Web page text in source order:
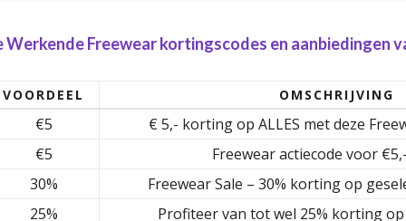
Werkende Freewear kortingscodes en aanbiedingen
VOORDEEL OMSCHRIJVING
€5
€ 5,- korting op ALLES met deze
€5
Freewear actiecode voor
30%
Freewear Sale – 30% korting op
25%
Profiteer van tot wel 25% korting